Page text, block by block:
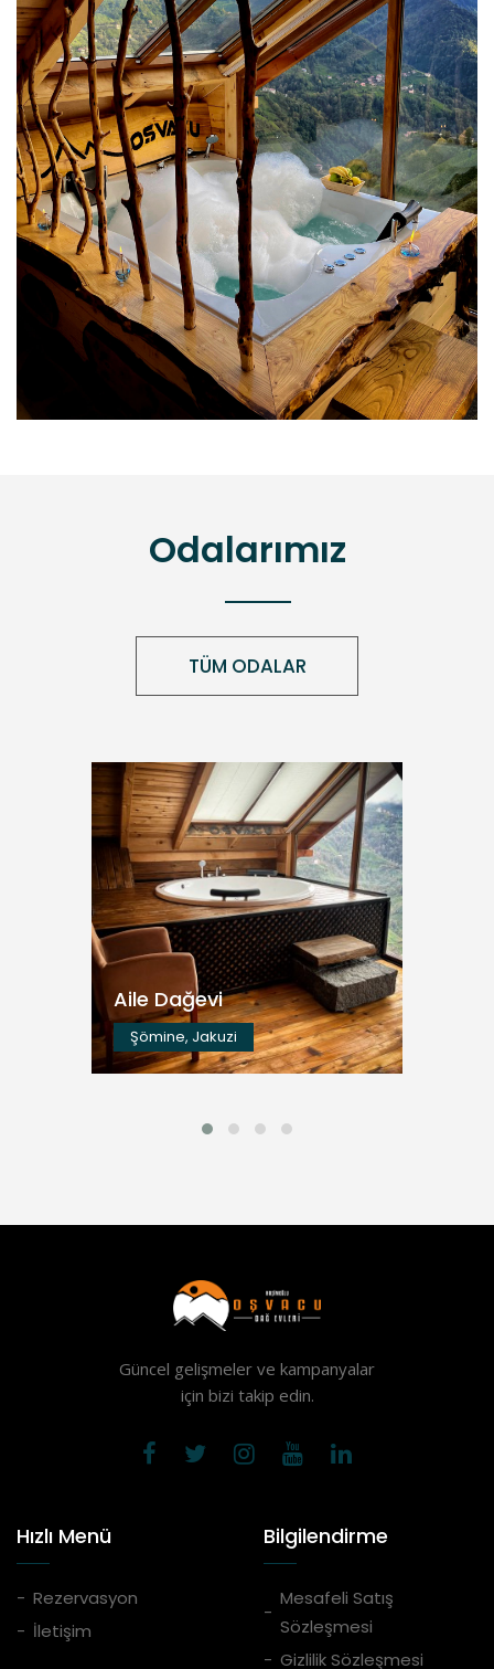
Odalarımız
TÜM ODALAR
Aile Dağevi
Şömine, Jakuzi
Aile Dağevi
Şömine, Jakuzi
İNCELE
Güncel gelişmeler ve kampanyalar
için bizi takip edin.
Hızlı Menü
Rezervasyon
İletişim
Bilgilendirme
Mesafeli Satış
Sözleşmesi
Gizlilik Sözleşmesi